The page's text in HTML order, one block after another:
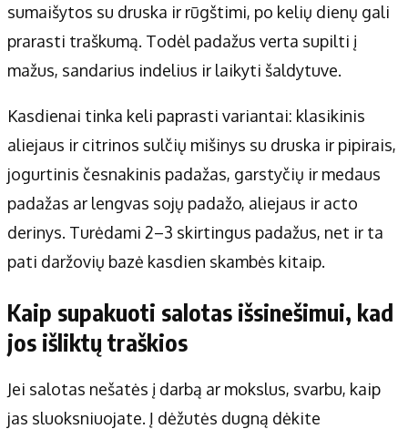
sumaišytos su druska ir rūgštimi, po kelių dienų gali
prarasti traškumą. Todėl padažus verta supilti į
mažus, sandarius indelius ir laikyti šaldytuve.
Kasdienai tinka keli paprasti variantai: klasikinis
aliejaus ir citrinos sulčių mišinys su druska ir pipirais,
jogurtinis česnakinis padažas, garstyčių ir medaus
padažas ar lengvas sojų padažo, aliejaus ir acto
derinys. Turėdami 2–3 skirtingus padažus, net ir ta
pati daržovių bazė kasdien skambės kitaip.
Kaip supakuoti salotas išsinešimui, kad
jos išliktų traškios
Jei salotas nešatės į darbą ar mokslus, svarbu, kaip
jas sluoksniuojate. Į dėžutės dugną dėkite